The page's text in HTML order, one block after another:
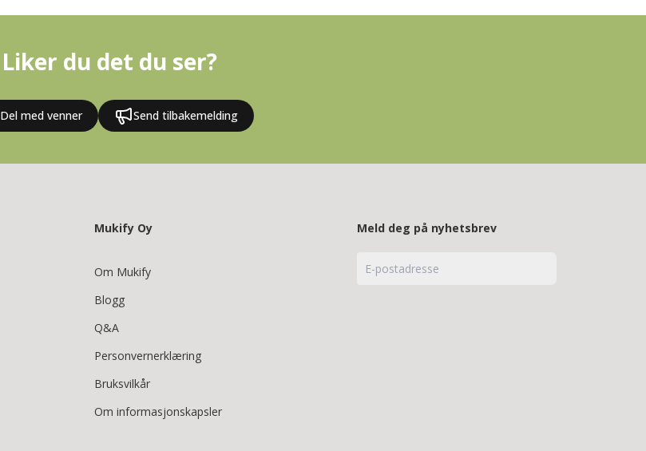
Liker du det du ser?
Del med venner Send tilbakemelding
Mukify Oy
Om Mukify
Blogg
Q&A
Personvernerklæring
Bruksvilkår
Om informasjonskapsler
Meld deg på nyhetsbrev